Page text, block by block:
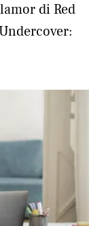
di Red